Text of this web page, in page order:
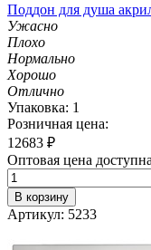
Поддон для душа
Ужасно
Плохо
Нормально
Хорошо
Отлично
Упаковка: 1
Розничная цена:
12683 ₽
Оптовая цена
В корзину
Артикул: 5233